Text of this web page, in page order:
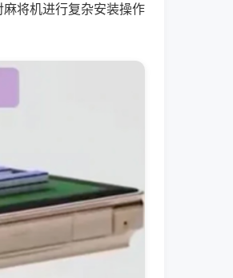
将机进行复杂安装操作